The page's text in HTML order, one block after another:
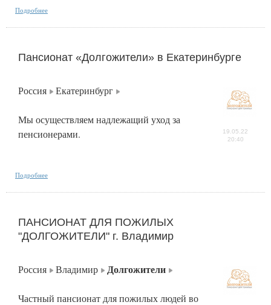
Подробнее
Пансионат «Долгожители» в Екатеринбурге
Россия Екатеринбург
Мы осуществляем надлежащий уход за
пенсионерами.
19.05.22
20:40
Подробнее
ПАНСИОНАТ ДЛЯ ПОЖИЛЫХ
"ДОЛГОЖИТЕЛИ" г. Владимир
Россия Владимир Долгожители
Частный пансионат для пожилых людей во